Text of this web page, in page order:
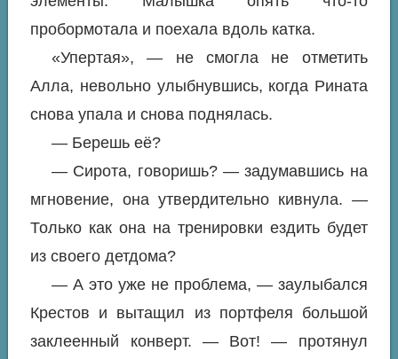
пробормотала и поехала вдоль катка.
«Упертая», — не смогла не отметить
Алла, невольно улыбнувшись, когда Рината
снова упала и снова поднялась.
— Берешь её?
— Сирота, говоришь? — задумавшись на
мгновение, она утвердительно кивнула. —
Только как она на тренировки ездить будет
из своего детдома?
— А это уже не проблема, — заулыбался
Крестов и вытащил из портфеля большой
заклеенный конверт. — Вот! — протянул